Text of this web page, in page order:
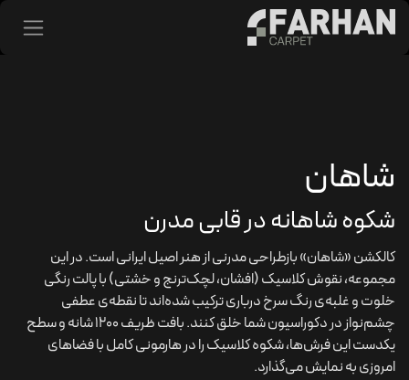
رد شدن به محتوا
شاهان
شکوه شاهانه در قابی مدرن
کالکشن «شاهان» بازطراحی مدرنی از هنر اصیل ایرانی است. در این
مجموعه، نقوش کلاسیک (افشان، لچک‌ترنج و خشتی) با پالت رنگی
خلوت و غلبه‌ی رنگ سرخ درباری ترکیب شده‌اند تا نقطه‌ی عطفی
چشم‌نواز در دکوراسیون شما خلق کنند. بافت ظریف ۱۲۰۰ شانه و سطح
یکدست این فرش‌ها، شکوه کلاسیک را در هارمونی کامل با فضاهای
امروزی به نمایش می‌گذارد.